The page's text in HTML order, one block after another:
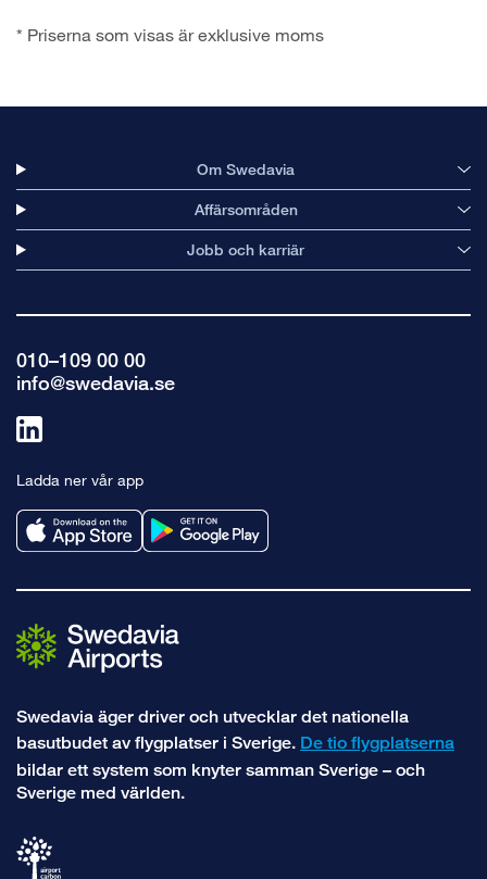
* Priserna som visas är exklusive moms
Om Swedavia
Affärsområden
Jobb och karriär
010–109 00 00
info@swedavia.se
linkedin
Ladda ner vår app
Swedavia äger driver och utvecklar det nationella
basutbudet av flygplatser i Sverige. De tio flygplatserna
bildar ett system som knyter samman Sverige – och
Sverige med världen.